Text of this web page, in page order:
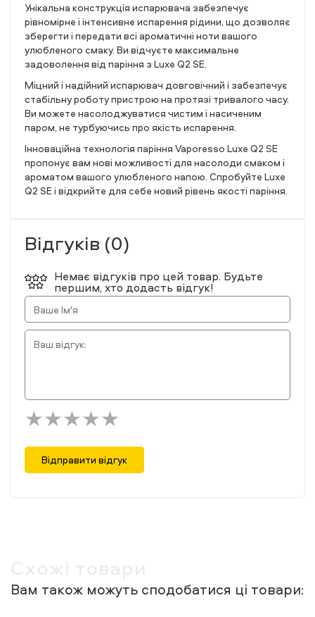
Унікальна конструкція испарювача забезпечує
рівномірне і інтенсивне испарення рідини, що дозволяє
зберегти і передати всі ароматичні ноти вашого
улюбленого смаку. Ви відчуєте максимальне
задоволення від паріння з Luxe Q2 SE.
Міцний і надійний испарювач довговічний і забезпечує
стабільну роботу пристрою на протязі тривалого часу.
Ви можете насолоджуватися чистим і насиченим
паром, не турбуючись про якість испарення.
Інноваційна технологія паріння Vaporesso Luxe Q2 SE
пропонує вам нові можливості для насолоди смаком і
ароматом вашого улюбленого напою. Спробуйте Luxe
Q2 SE і відкрийте для себе новий рівень якості паріння.
Відгуків (0)
Немає відгуків про цей товар. Будьте
першим, хто додасть відгук!
Відправити відгук
Вам також можуть сподобатися ці товари: